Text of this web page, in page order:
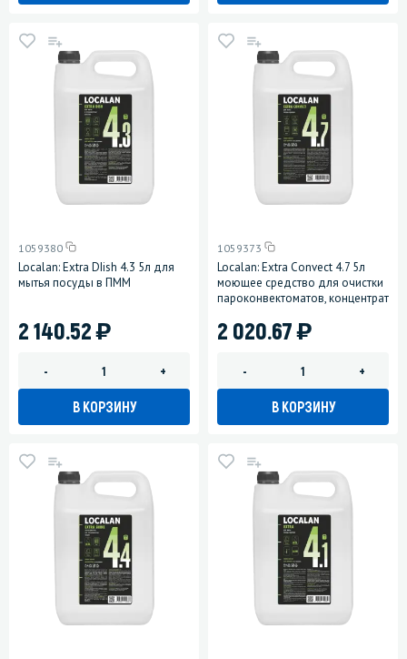
1059380
Localan: Extra DIish 4.3 5л для
мытья посуды в ПММ
2 140.52)
- +
В КОРЗИНУ
1059373
Localan: Extra Convect 4.7 5л
моющее средство для очистки
пароконвектоматов, концентрат
2 020.67)
- +
В КОРЗИНУ